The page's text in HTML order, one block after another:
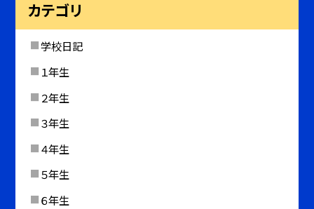
カテゴリ
学校日記
１年生
２年生
３年生
４年生
５年生
６年生